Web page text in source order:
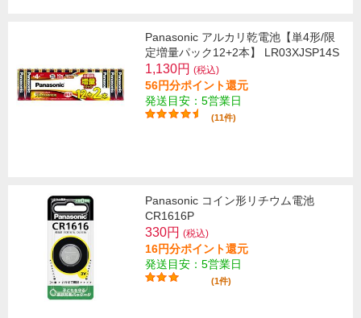
Panasonic アルカリ乾電池【単4形/限
定増量パック12+2本】 LR03XJSP14S
1,130円 (税込)
56円分ポイント還元
発送目安：5営業日
(11件)
Panasonic コイン形リチウム電池
CR1616P
330円 (税込)
16円分ポイント還元
発送目安：5営業日
(1件)